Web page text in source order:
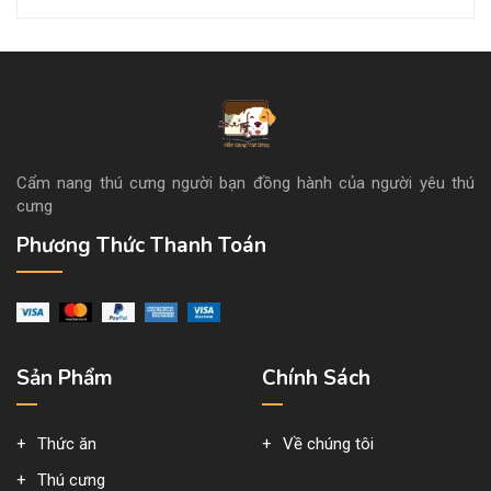
Cẩm nang thú cưng người bạn đồng hành của người yêu thú
cưng
Phương Thức Thanh Toán
Sản Phẩm
Thức ăn
Thú cưng
Chính Sách
Về chúng tôi